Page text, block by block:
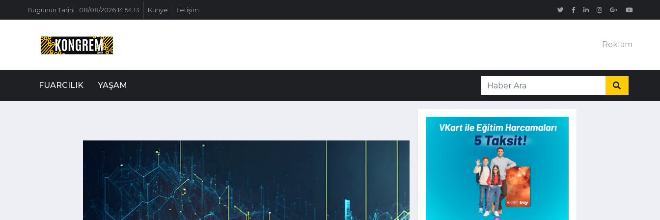
Bugünün Tarihi : 08/08/2026 14:54:13 Künye İletişim
Reklam
FUARCILIK YAŞAM